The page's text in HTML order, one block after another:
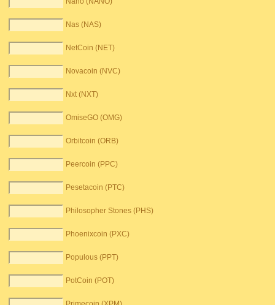
Nas (NAS)
NetCoin (NET)
Novacoin (NVC)
Nxt (NXT)
OmiseGO (OMG)
Orbitcoin (ORB)
Peercoin (PPC)
Pesetacoin (PTC)
Philosopher Stones (PHS)
Phoenixcoin (PXC)
Populous (PPT)
PotCoin (POT)